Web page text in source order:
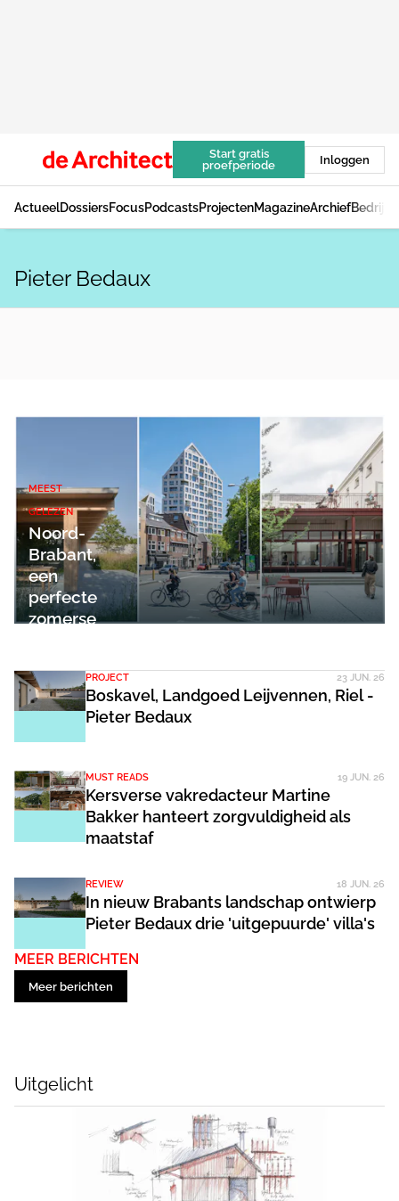
Start gratis
proefperiode
Inloggen
ActueelDossiersFocusPodcastsProjectenMagazineArchief
Pieter Bedaux
MEEST
GELEZEN
Noord-
Brabant,
een
perfecte
zomerse
PROJECT 23 JUN. 26
Boskavel, Landgoed Leijvennen, Riel -
Pieter Bedaux
MUST READS 19 JUN. 26
Kersverse vakredacteur Martine
Bakker hanteert zorgvuldigheid als
maatstaf
REVIEW 18 JUN. 26
In nieuw Brabants landschap ontwierp
Pieter Bedaux drie 'uitgepuurde' villa's
MEER BERICHTEN
Meer berichten
Uitgelicht